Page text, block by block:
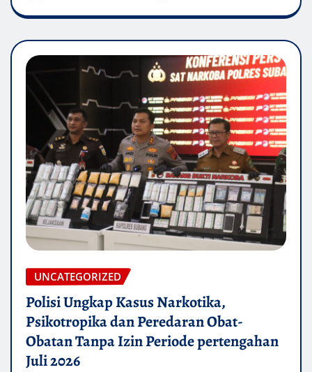
UNCATEGORIZED
Polisi Ungkap Kasus Narkotika,
Psikotropika dan Peredaran Obat-
Obatan Tanpa Izin Periode pertengahan
Juli 2026